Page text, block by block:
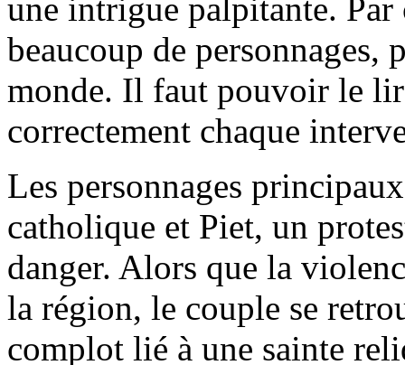
une intrigue palpitante. Par
beaucoup de personnages,
monde. Il faut pouvoir le
correctement chaque
Les personnages
catholique et Piet, un
danger. Alors que la
la région, le couple se
complot lié à une sainte